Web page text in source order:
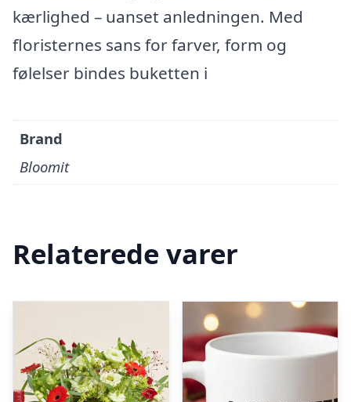
kærlighed – uanset anledningen. Med
floristernes sans for farver, form og
følelser bindes buketten i
Brand
Bloomit
Relaterede varer